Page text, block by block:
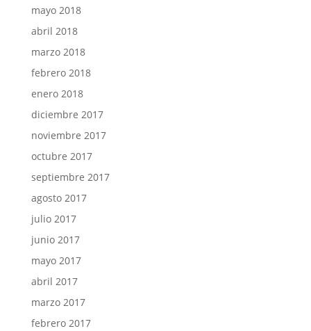
mayo 2018
abril 2018
marzo 2018
febrero 2018
enero 2018
diciembre 2017
noviembre 2017
octubre 2017
septiembre 2017
agosto 2017
julio 2017
junio 2017
mayo 2017
abril 2017
marzo 2017
febrero 2017